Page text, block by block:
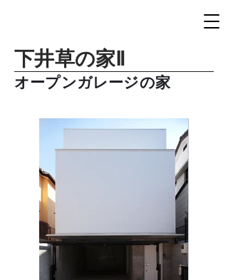
下井草の家Ⅱ
オープンガレージの家